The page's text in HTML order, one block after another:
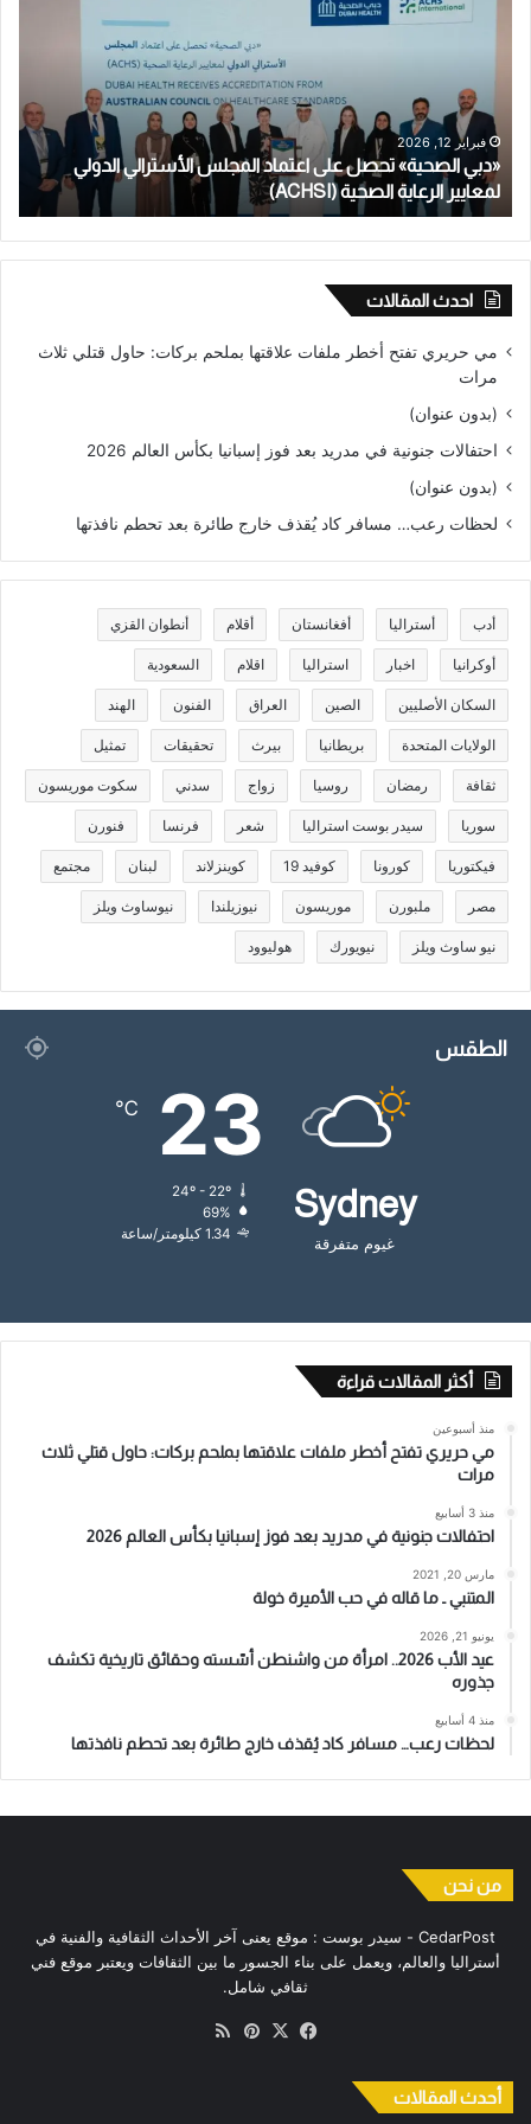
المجلس
الأسترالي
الدولي
لمعايير
الرعاية
الصحية
(ACHSI)
فبراير 12, 2026
«دبي الصحية» تحصل على اعتماد المجلس الأسترالي الدولي
لمعايير الرعاية الصحية (ACHSI)
من
احدث المقالات
مي حريري تفتح أخطر ملفات علاقتها بملحم بركات: حاول قتلي ثلاث
مرات
(بدون عنوان)
احتفالات جنونية في مدريد بعد فوز إسبانيا بكأس العالم 2026
(بدون عنوان)
لحظات رعب… مسافر كاد يُقذف خارج طائرة بعد تحطم نافذتها
أدب أستراليا أفغانستان أقلام أنطوان القزي
أوكرانيا اخبار استراليا اقلام السعودية
السكان الأصليين الصين العراق الفنون الهند
الولايات المتحدة بريطانيا بيرث تحقيقات تمثيل
ثقافة رمضان روسيا زواج سدني سكوت موريسون
سوريا سيدر بوست استراليا شعر فرنسا فنورن
فيكتوريا كورونا كوفيد 19 كوينزلاند لبنان مجتمع
مصر ملبورن موريسون نيوزيلندا نيوساوث ويلز
نيو ساوث ويلز نيويورك هوليوود
الطقس
Sydney
غيوم متفرقة
23
℃
24º - 22º
69%
1.34 كيلومتر/ساعة
أكثر المقالات قراءة
منذ أسبوعين
مي حريري تفتح أخطر ملفات علاقتها بملحم بركات: حاول قتلي ثلاث
مرات
منذ 3 أسابيع
احتفالات جنونية في مدريد بعد فوز إسبانيا بكأس العالم 2026
مارس 20, 2021
المتنبي ـ ما قاله في حب الأميرة خولة
يونيو 21, 2026
عيد الأب 2026.. امرأة من واشنطن أسّسته وحقائق تاريخية تكشف
جذوره
منذ 4 أسابيع
لحظات رعب… مسافر كاد يُقذف خارج طائرة بعد تحطم نافذتها
من نحن
CedarPost - سيدر بوست : موقع يعنى آخر الأحداث الثقافية والفنية في
أستراليا والعالم، ويعمل على بناء الجسور ما بين الثقافات ويعتبر موقع فني
ثقافي شامل.
فيسبوك
‫X بينتيريست
أحدث المقالات